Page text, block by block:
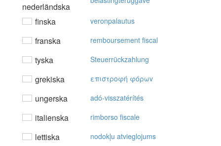
nederländska
finska veronpalautus
franska remboursement fiscal
tyska Steuerrückzahlung
grekiska επιστρoφή φόρωv
ungerska adó-visszatérítés
italienska rimborso fiscale
lettiska nodokļu atvieglojums